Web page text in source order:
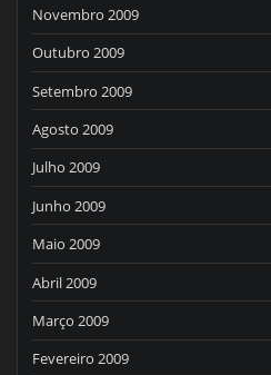
Novembro 2009
Outubro 2009
Setembro 2009
Agosto 2009
Julho 2009
Junho 2009
Maio 2009
Abril 2009
Março 2009
Fevereiro 2009